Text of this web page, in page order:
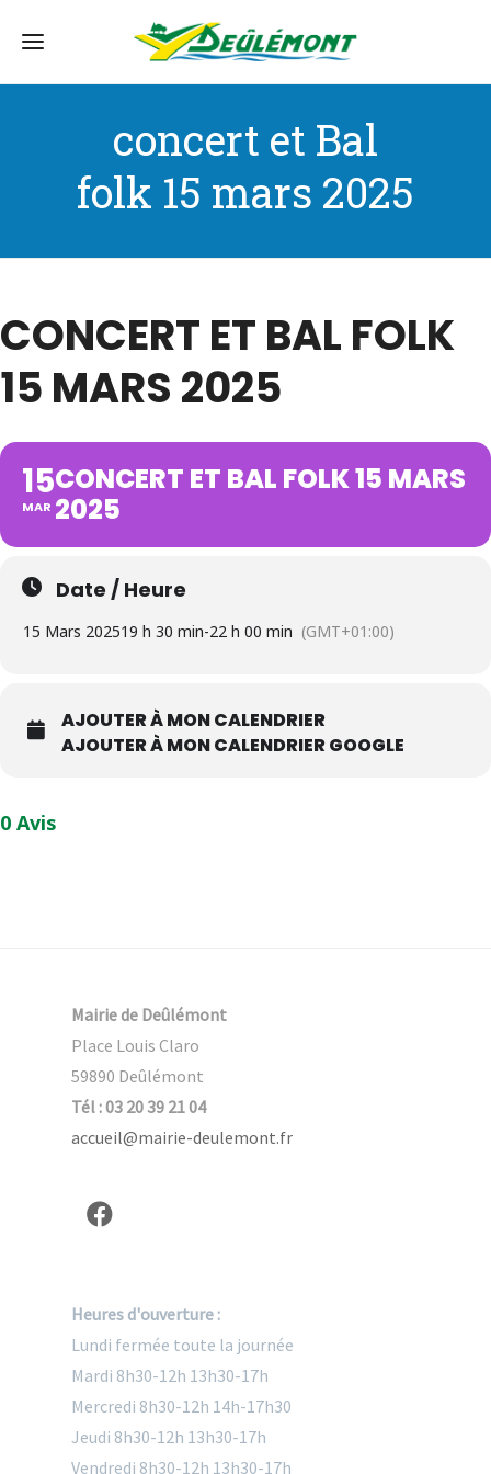
concert et Bal
folk 15 mars 2025
CONCERT ET BAL FOLK
15 MARS 2025
15
MAR
CONCERT ET BAL FOLK 15 MARS
2025
Date / Heure
15 Mars 202519 h 30 min-22 h 00 min (GMT+01:00)
AJOUTER À MON CALENDRIER
AJOUTER À MON CALENDRIER GOOGLE
0 Avis
Mairie de Deûlémont
Place Louis Claro
59890 Deûlémont
Tél : 03 20 39 21 04
accueil@mairie-deulemont.fr
Heures d'ouverture :
Lundi fermée toute la journée
Mardi 8h30-12h 13h30-17h
Mercredi 8h30-12h 14h-17h30
Jeudi 8h30-12h 13h30-17h
Vendredi 8h30-12h 13h30-17h